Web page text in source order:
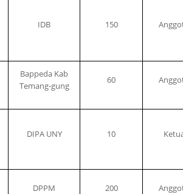
IDB 150
Bappeda Kab
Temang-gung
60
DIPA UNY 10
DPPM 200